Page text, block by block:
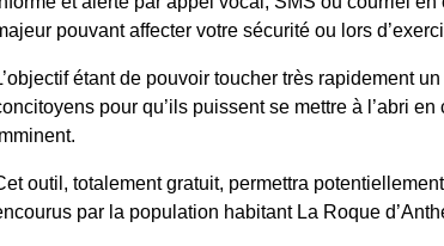
– VIREMENT DE
204
23/26
pouvant affecter votre sécurité ou lors
étant de pouvoir toucher très rapidement
pour qu’ils puissent se mettre à l’abri en
outil, totalement gratuit, permettra
par la population habitant La Roque